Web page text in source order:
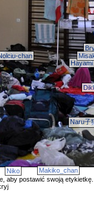
Hayami
Makiko_chan
Naru子
Niko
chan
aby postawić swoją etykietkę.